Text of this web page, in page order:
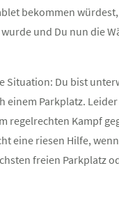
bekommen
und Du nun die
Situation: Du bist
einem Parkplatz.
regelrechten Kampf
eine riesen Hilfe,
freien Parkplatz